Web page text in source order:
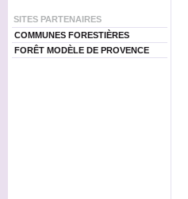
SITES PARTENAIRES
COMMUNES FORESTIÈRES
FORÊT MODÈLE DE PROVENCE